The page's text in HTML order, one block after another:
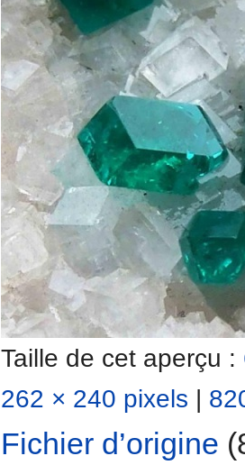
Taille de cet aperçu :
262 × 240 pixels |
Fichier d’origine